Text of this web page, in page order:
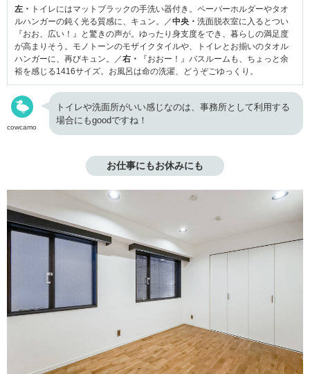
左・ トイレにはマットブラックの手洗い器付き。ペーパーホルダーやタオ
ルハンガーの鈍く光る質感に、キュン。／中央・ 洗面脱衣室に入るとつい
『おお、広い！』と驚きの声が。ゆったり身支度をでき、暮らしの満足度
が高まりそう。モノトーンのモザイクタイルや、トイレとお揃いのタオル
ハンガーに、再びキュン。／右・
『おおー！』バスルームも、ちょっと余
裕を感じる1416サイズ。お風呂は命の洗濯、どうぞごゆっくり。
cowcamo
トイレや洗面所がいい感じなのは、事務所として利用する
場合にもgoodですね！
お仕事にもお休みにも